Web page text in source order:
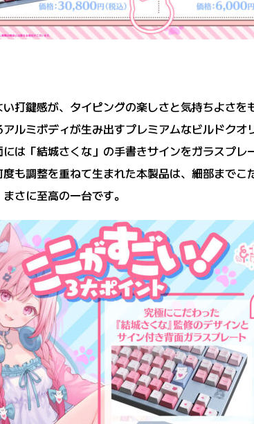
打鍵感が、タイピングの楽しさと気持ちよさを
ルミボディが生み出すプレミアムなビルドクオ
は「結城さくな」の手書きサインをガラスプ
も調整を重ねて生まれた本製品は、細部まで
さに至高の一台です。